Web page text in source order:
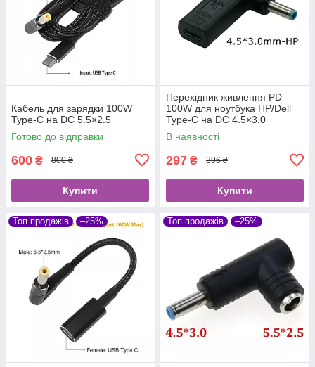
Кабель для зарядки 100W
Type-C на DC 5.5×2.5
Готово до відправки
600 ₴ 800 ₴
Купити
Перехідник живлення PD
100W для ноутбука HP/Dell
Type-C на DC 4.5×3.0
В наявності
297 ₴ 396 ₴
Купити
Топ продажів –25% Топ продажів –25%